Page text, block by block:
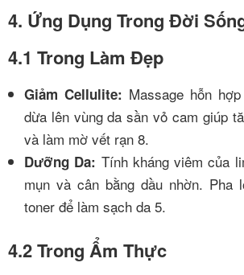
4. Ứng Dụng Trong Đời
4.1 Trong Làm Đẹp
Giảm Cellulite: Massage hỗn
dừa lên vùng da sần vỏ cam giúp
và làm mờ vết rạn 8.
Dưỡng Da: Tính kháng viêm của
mụn và cân bằng dầu nhờn. Pha
toner để làm sạch da 5.
4.2 Trong Ẩm Thực